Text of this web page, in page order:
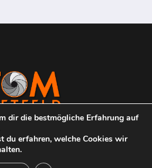
| Passion 4 Cars | Driver /
dir die bestmögliche Erfahrung auf
du erfahren, welche Cookies wir